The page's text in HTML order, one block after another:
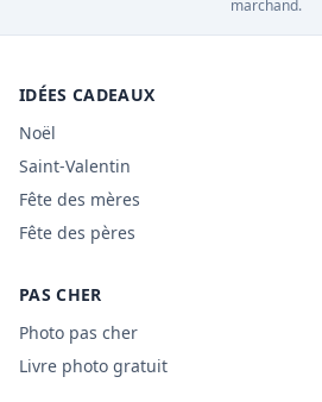
marchand.
IDÉES CADEAUX
Noël
Saint-Valentin
Fête des mères
Fête des pères
PAS CHER
Photo pas cher
Livre photo gratuit